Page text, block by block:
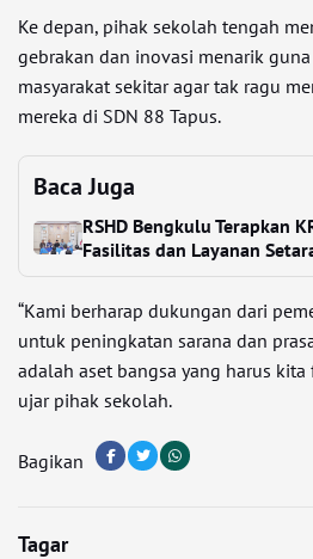
Ke depan, pihak sekolah tengah
gebrakan dan inovasi menarik
masyarakat sekitar agar tak ragu
mereka di SDN 88 Tapus.
Baca Juga
RSHD Bengkulu Terapkan
Fasilitas dan Layanan
“Kami berharap dukungan dari
untuk peningkatan sarana dan
adalah aset bangsa yang harus kita
ujar pihak sekolah.
Bagikan
Tagar